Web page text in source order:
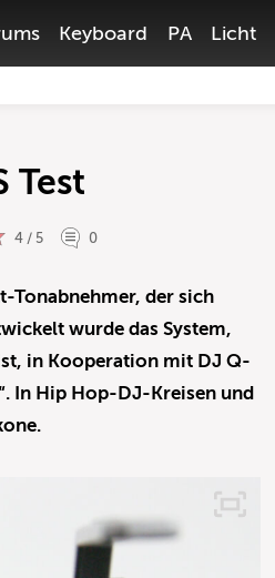
Keyboard PA Licht
Test
4 / 5 0
Tonabnehmer, der sich
wurde das System,
in Kooperation mit DJ Q-
In Hip Hop-DJ-Kreisen und